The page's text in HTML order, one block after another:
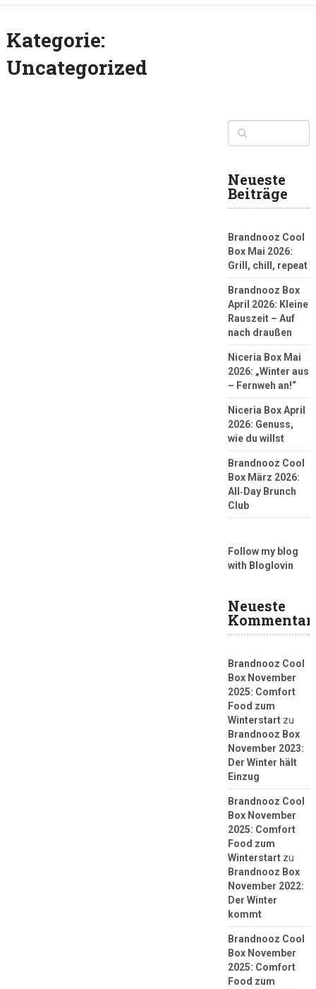
Kategorie:
Uncategorized
Neueste
Beiträge
Brandnooz Cool
Box Mai 2026:
Grill, chill, repeat
Brandnooz Box
April 2026: Kleine
Rauszeit – Auf
nach draußen
Niceria Box Mai
2026: „Winter aus
– Fernweh an!“
Niceria Box April
2026: Genuss,
wie du willst
Brandnooz Cool
Box März 2026:
All‑Day Brunch
Club
Follow my blog
with Bloglovin
Neueste
Brandnooz Cool
Box November
2025: Comfort
Food zum
Winterstartzu
Brandnooz Box
November 2023:
Der Winter hält
Einzug
Brandnooz Cool
Box November
2025: Comfort
Food zum
Winterstartzu
Brandnooz Box
November 2022:
Der Winter
kommt
Brandnooz Cool
Box November
2025: Comfort
Food zum